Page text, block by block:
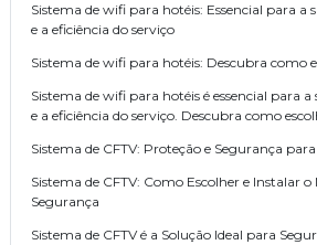
Sistema de wifi para hotéis: Essencial para a
e a eficiência do serviço
Sistema de wifi para hotéis: Descubra como
Sistema de wifi para hotéis é essencial para a
e a eficiência do serviço. Descubra como
Sistema de CFTV: Proteção e Segurança
Sistema de CFTV: Como Escolher e Instalar
Segurança
Sistema de CFTV é a Solução Ideal para